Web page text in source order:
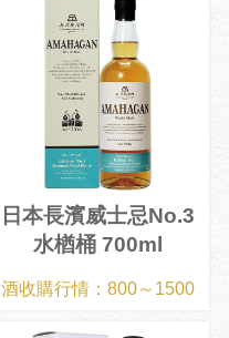
日本長濱威士忌No.3
水楢桶 700ml
酒收購行情：800～1500